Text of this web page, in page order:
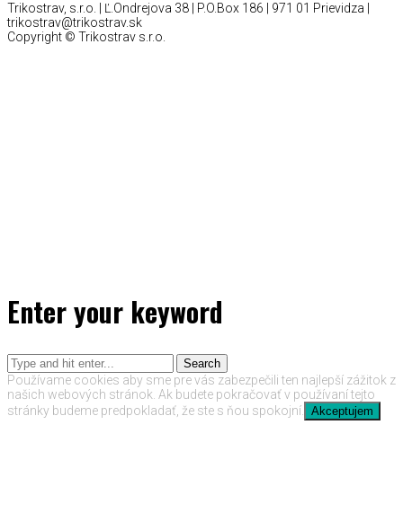
Trikostrav, s.r.o. | Ľ.Ondrejova 38 | P.O.Box 186 | 971 01 Prievidza |
trikostrav@trikostrav.sk
Copyright © Trikostrav s.r.o.
Enter your keyword
Search
Používame cookies aby sme pre vás zabezpečili ten najlepší zážitok z
našich webových stránok. Ak budete pokračovať v používaní tejto
stránky budeme predpokladať, že ste s ňou spokojní.
Akceptujem